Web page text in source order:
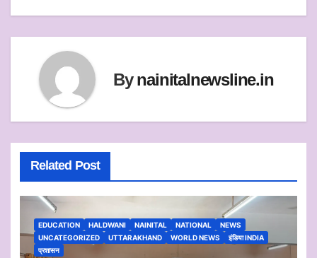
p
o
k
Bynainitalnewsline.in
Related Post
EDUCATION HALDWANI NAINITAL NATIONAL
NEWS
UNCATEGORIZED
UTTARAKHAND WORLD NEWS
इंडिया INDIA
प्रशासन